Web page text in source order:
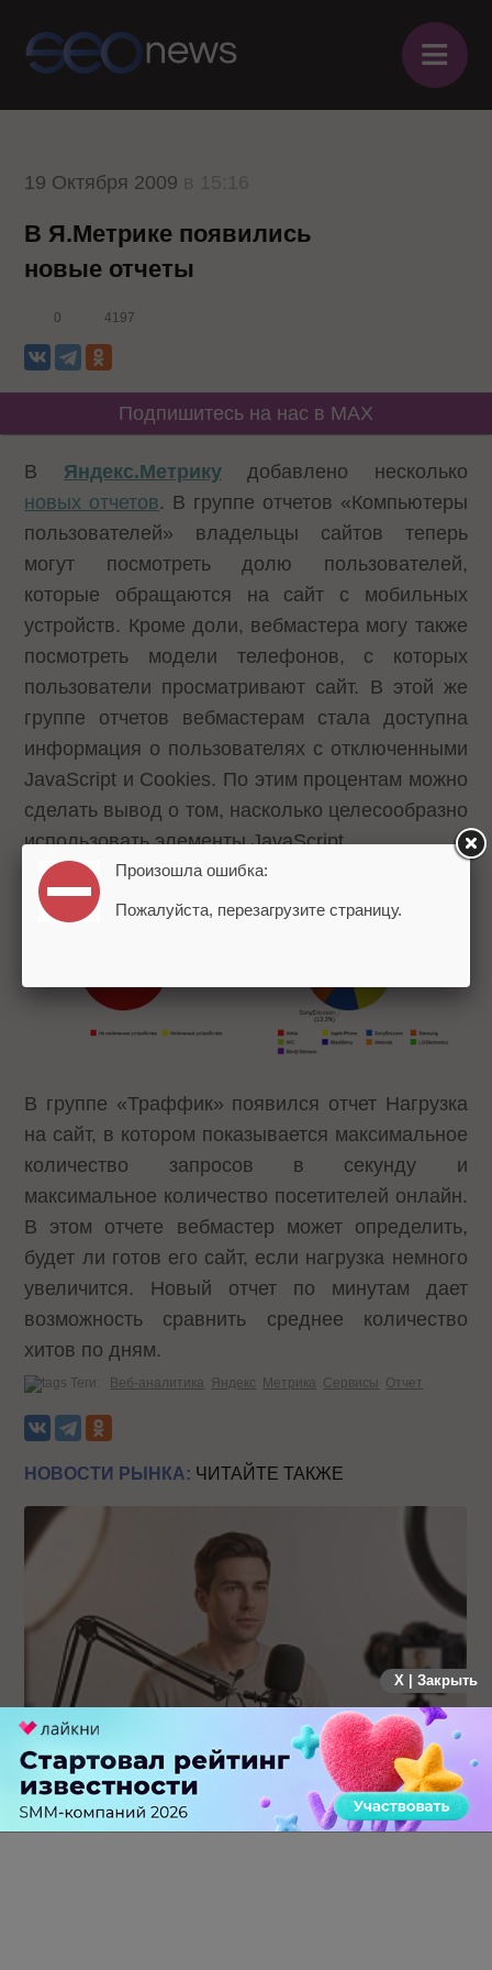
≡
19 Октября 2009
В Я.Метрике появились
новые отчеты
0 4197
Подпишитесь на нас в MAX
В Яндекс.Метрикудобавлено несколько
новых отчетов. В группе отчетов «Компьютеры
пользователей» владельцы сайтов теперь
могут посмотреть долю пользователей,
которые обращаются на сайт с мобильных
устройств. Кроме доли, вебмастера могу также
посмотреть модели телефонов, с которых
пользователи просматривают сайт. В этой же
группе отчетов вебмастерам стала доступна
информация о пользователях с отключенными
JavaScript и Cookies. По этим процентам можно
сделать вывод о том, насколько целесообразно
использовать элементы JavaScript.
В группе «Траффик» появился отчет Нагрузка
на сайт, в котором показывается максимальное
количество запросов в секунду и
максимальное количество посетителей онлайн.
В этом отчете вебмастер может определить,
будет ли готов его сайт, если нагрузка немного
увеличится. Новый отчет по минутам дает
возможность сравнить среднее количество
хитов по дням.
Теги: Веб-аналитика Яндекс Метрика Сервисы Отчет
НОВОСТИ РЫНКА: ЧИТАЙТЕ ТАКЖЕ
Российский рынок инфлюенс-маркетинга вошел в фазу
стагнации после нескольких лет роста
X | Закрыть
Произошла ошибка:
Пожалуйста, перезагрузите страницу.